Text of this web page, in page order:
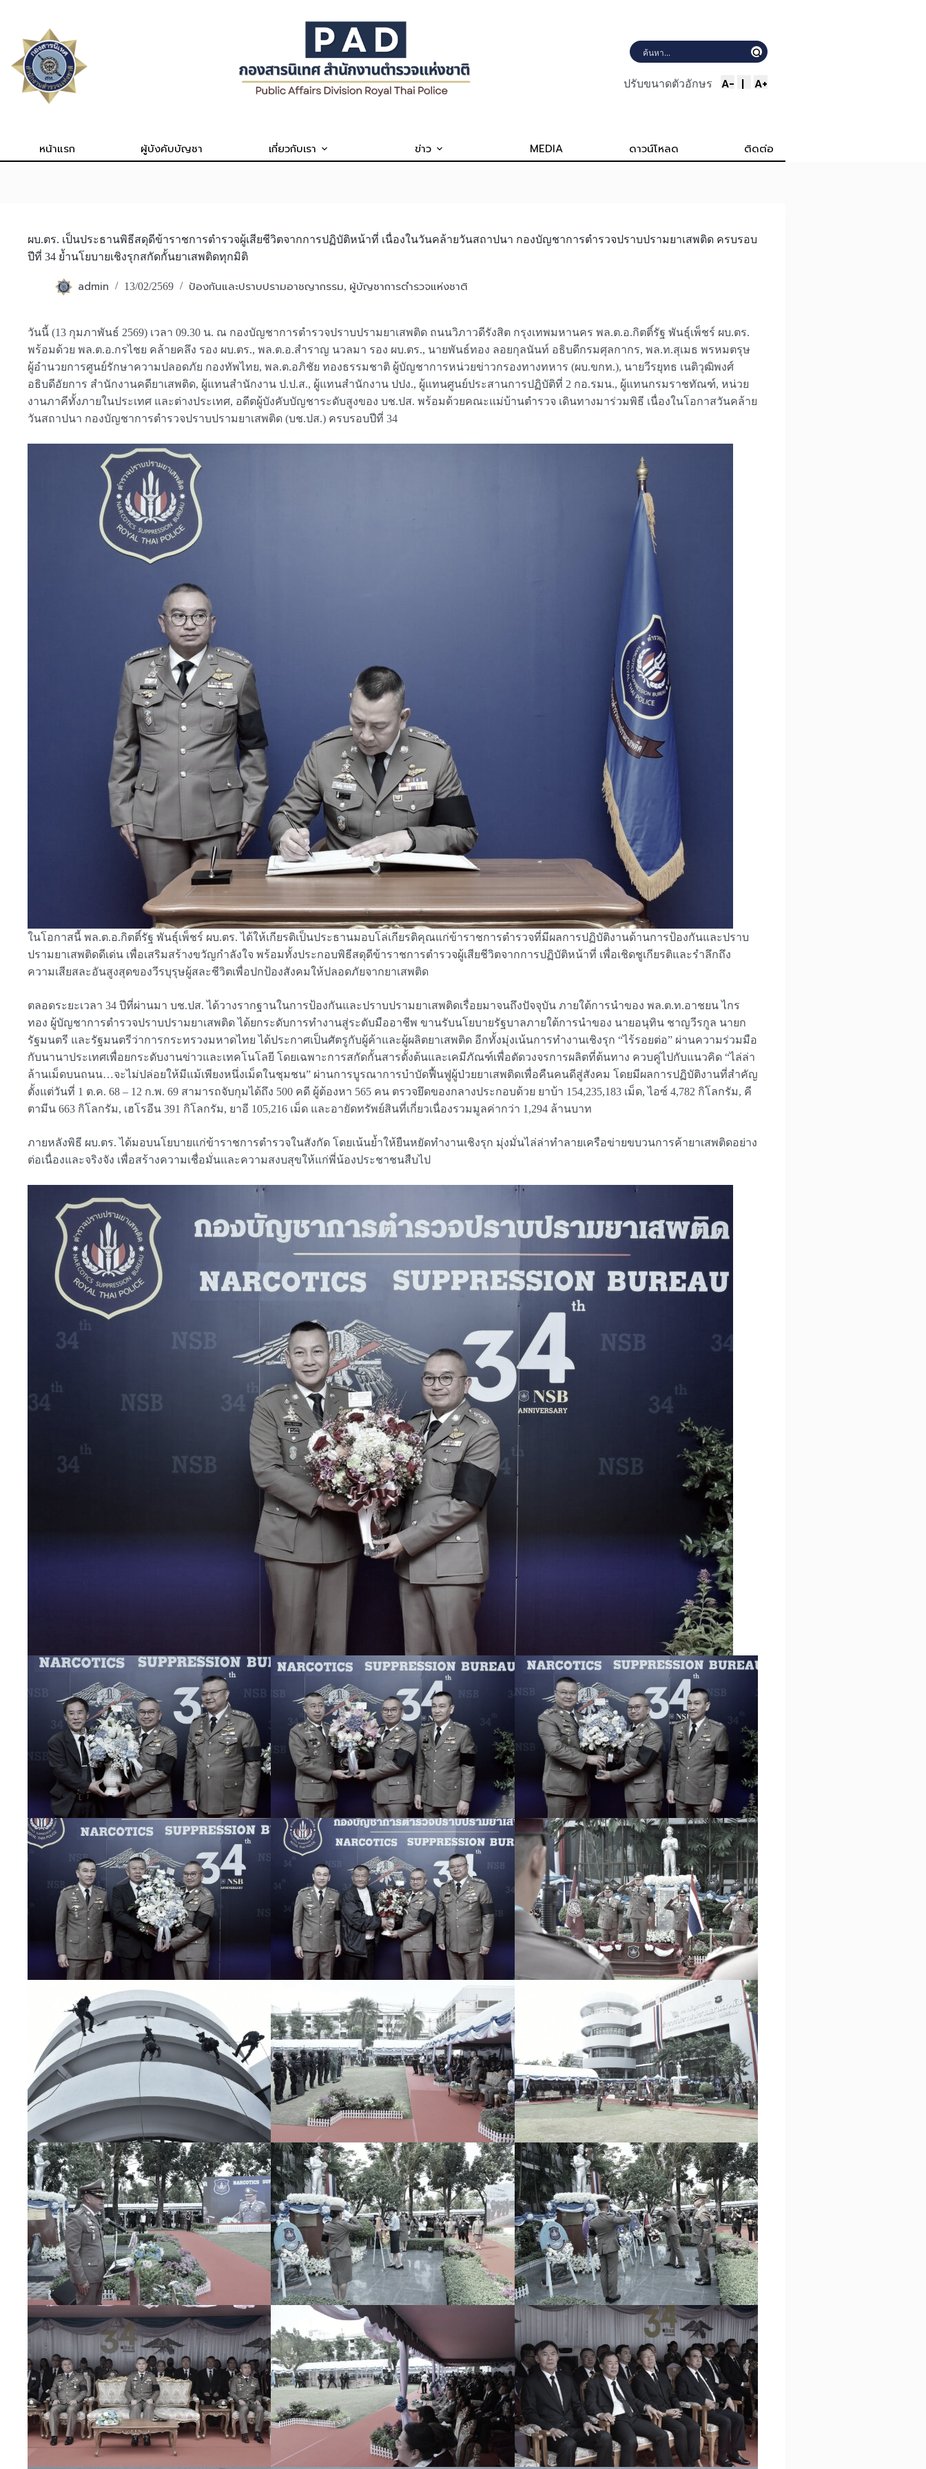
content
ปรับขนาดตัวอักษร A- | A+
หน้าแรก ผู้บังคับบัญชา เกี่ยวกับเรา ข่าว MEDIA ดาวน์โหลด ติดต่อ
ผบ.ตร. เป็นประธานพิธีสดุดีข้าราชการตำรวจผู้เสียชีวิตจากการปฏิบัติหน้าที่ เนื่องในวันคล้ายวันสถาปนา กองบัญชาการตำรวจปราบปรามยาเสพติด ครบรอบ
ปีที่ 34 ย้ำนโยบายเชิงรุกสกัดกั้นยาเสพติดทุกมิติ
admin 13/02/2569 ป้องกันและปราบปรามอาชญากรรม, ผู้บัญชาการตำรวจแห่งชาติ
วันนี้ (13 กุมภาพันธ์ 2569) เวลา 09.30 น. ณ กองบัญชาการตำรวจปราบปรามยาเสพติด ถนนวิภาวดีรังสิต กรุงเทพมหานคร พล.ต.อ.กิตติ์รัฐ พันธุ์เพ็ชร์ ผบ.ตร.
พร้อมด้วย พล.ต.อ.กรไชย คล้ายคลึง รอง ผบ.ตร., พล.ต.อ.สำราญ นวลมา รอง ผบ.ตร., นายพันธ์ทอง ลอยกุลนันท์ อธิบดีกรมศุลกากร, พล.ท.สุเมธ พรหมตรุษ
ผู้อำนวยการศูนย์รักษาความปลอดภัย กองทัพไทย, พล.ต.อภิชัย ทองธรรมชาติ ผู้บัญชาการหน่วยข่าวกรองทางทหาร (ผบ.ขกท.), นายวีรยุทธ เนติวุฒิพงศ์
อธิบดีอัยการ สำนักงานคดียาเสพติด, ผู้แทนสำนักงาน ป.ป.ส., ผู้แทนสำนักงาน ปปง., ผู้แทนศูนย์ประสานการปฏิบัติที่ 2 กอ.รมน., ผู้แทนกรมราชทัณฑ์, หน่วย
งานภาคีทั้งภายในประเทศ และต่างประเทศ, อดีตผู้บังคับบัญชาระดับสูงของ บช.ปส. พร้อมด้วยคณะแม่บ้านตำรวจ เดินทางมาร่วมพิธี เนื่องในโอกาสวันคล้าย
วันสถาปนา กองบัญชาการตำรวจปราบปรามยาเสพติด (บช.ปส.) ครบรอบปีที่ 34
ในโอกาสนี้ พล.ต.อ.กิตติ์รัฐ พันธุ์เพ็ชร์ ผบ.ตร. ได้ให้เกียรติเป็นประธานมอบโล่เกียรติคุณแก่ข้าราชการตำรวจที่มีผลการปฏิบัติงานด้านการป้องกันและปราบ
ปรามยาเสพติดดีเด่น เพื่อเสริมสร้างขวัญกำลังใจ พร้อมทั้งประกอบพิธีสดุดีข้าราชการตำรวจผู้เสียชีวิตจากการปฏิบัติหน้าที่ เพื่อเชิดชูเกียรติและรำลึกถึง
ความเสียสละอันสูงสุดของวีรบุรุษผู้สละชีวิตเพื่อปกป้องสังคมให้ปลอดภัยจากยาเสพติด
ตลอดระยะเวลา 34 ปีที่ผ่านมา บช.ปส. ได้วางรากฐานในการป้องกันและปราบปรามยาเสพติดเรื่อยมาจนถึงปัจจุบัน ภายใต้การนำของ พล.ต.ท.อาชยน ไกร
ทอง ผู้บัญชาการตำรวจปราบปรามยาเสพติด ได้ยกระดับการทำงานสู่ระดับมืออาชีพ ขานรับนโยบายรัฐบาลภายใต้การนำของ นายอนุทิน ชาญวีรกูล นายก
รัฐมนตรี และรัฐมนตรีว่าการกระทรวงมหาดไทย ได้ประกาศเป็นศัตรูกับผู้ค้าและผู้ผลิตยาเสพติด อีกทั้งมุ่งเน้นการทำงานเชิงรุก “ไร้รอยต่อ” ผ่านความร่วมมือ
กับนานาประเทศเพื่อยกระดับงานข่าวและเทคโนโลยี โดยเฉพาะการสกัดกั้นสารตั้งต้นและเคมีภัณฑ์เพื่อตัดวงจรการผลิตที่ต้นทาง ควบคู่ไปกับแนวคิด “ไล่ล่า
ล้านเม็ดบนถนน…จะไม่ปล่อยให้มีแม้เพียงหนึ่งเม็ดในชุมชน” ผ่านการบูรณาการบำบัดฟื้นฟูผู้ป่วยยาเสพติดเพื่อคืนคนดีสู่สังคม โดยมีผลการปฏิบัติงานที่สำคัญ
ตั้งแต่วันที่ 1 ต.ค. 68 – 12 ก.พ. 69 สามารถจับกุมได้ถึง 500 คดี ผู้ต้องหา 565 คน ตรวจยึดของกลางประกอบด้วย ยาบ้า 154,235,183 เม็ด, ไอซ์ 4,782 กิโลกรัม, คี
ตามีน 663 กิโลกรัม, เฮโรอีน 391 กิโลกรัม, ยาอี 105,216 เม็ด และอายัดทรัพย์สินที่เกี่ยวเนื่องรวมมูลค่ากว่า 1,294 ล้านบาท
ภายหลังพิธี ผบ.ตร. ได้มอบนโยบายแก่ข้าราชการตำรวจในสังกัด โดยเน้นย้ำให้ยืนหยัดทำงานเชิงรุก มุ่งมั่นไล่ล่าทำลายเครือข่ายขบวนการค้ายาเสพติดอย่าง
ต่อเนื่องและจริงจัง เพื่อสร้างความเชื่อมั่นและความสงบสุขให้แก่พี่น้องประชาชนสืบไป